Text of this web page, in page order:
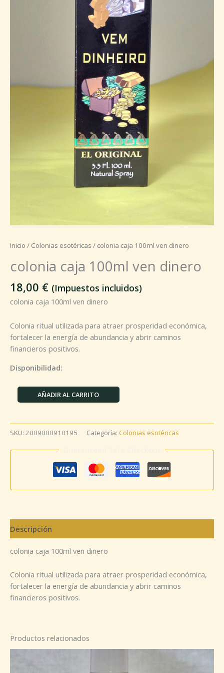
Inicio / Colonias esotéricas / colonia caja 100ml ven dinero
colonia caja 100ml ven dinero
18,00 € (Impuestos incluidos)
colonia caja 100ml ven dinero
Colonia ritual utilizada para atraer prosperidad económica,
fortalecer la energía de abundancia y abrir caminos
financieros positivos.
Disponibilidad:
AÑADIR AL CARRITO
SKU: 2009000910195 Categoría: Colonias esotéricas
Descripción
colonia caja 100ml ven dinero
Colonia ritual utilizada para atraer prosperidad económica,
fortalecer la energía de abundancia y abrir caminos
financieros positivos.
Productos relacionados